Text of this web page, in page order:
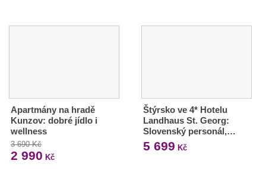
Apartmány na hradě
Kunzov: dobré jídlo i
wellness
3 690 Kč
2 990 Kč
Štýrsko ve 4* Hotelu
Landhaus St. Georg:
Slovenský personál,…
5 699 Kč